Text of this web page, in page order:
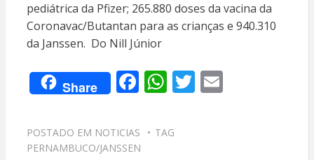
pediátrica da Pfizer; 265.880 doses da vacina da
Coronavac/Butantan para as crianças e 940.310
da Janssen. Do Nill Júnior
Share F
e
b
W
at
T E
POSTADO EM NOTICIAS
TAG
PERNAMBUCO/JANSSEN